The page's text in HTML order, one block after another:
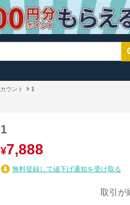
ウント 1
1
¥7,888
無料登録して値下げ通知を受け取る
取引が